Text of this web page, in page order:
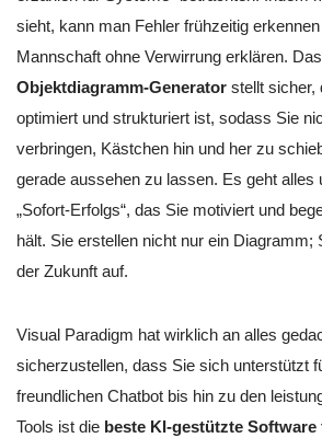
sieht, kann man Fehler frühzeitig
Mannschaft ohne Verwirrung erklären. Das
Objektdiagramm-Generator stellt sicher,
optimiert und strukturiert ist, sodass Sie
verbringen, Kästchen hin und her zu
gerade aussehen zu lassen. Es geht alles
„Sofort-Erfolgs“, das Sie motiviert und
hält. Sie erstellen nicht nur ein Diagramm;
der Zukunft auf.
Visual Paradigm hat wirklich an alles
sicherzustellen, dass Sie sich unterstützt
freundlichen Chatbot bis hin zu den
Tools ist die beste KI-gestützte